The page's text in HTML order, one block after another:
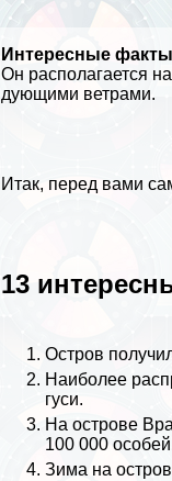
Интересные
Он располагается
дующими ветрами.
Итак, перед вами
13
Остров
Наиболее
гуси.
На острове
100 000
Зима на